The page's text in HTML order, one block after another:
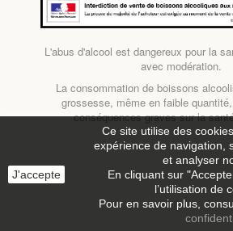
J'accepte
Ce site utilise des
expérience de navigation,
et analyser
En cliquant sur
l’utilisation de
Pour en savoir plus,
L'abus d'alcool est dangereux pour la
avec modération.
La consommation de boissons
grossesse, même en faible
conséquences graves sur la